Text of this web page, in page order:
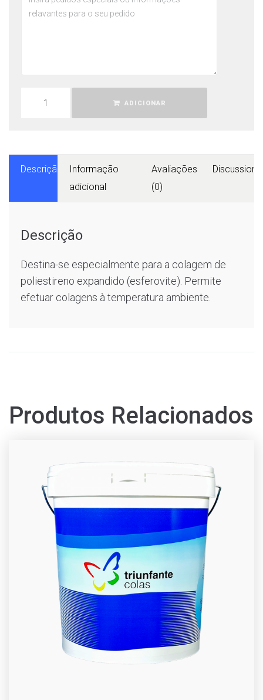
ADICIONAR
Descrição
Informação
adicional
Avaliações
(0)
Discussions
Descrição
Destina-se especialmente para a colagem de
poliestireno expandido (esferovite). Permite
efetuar colagens à temperatura ambiente.
Produtos Relacionados